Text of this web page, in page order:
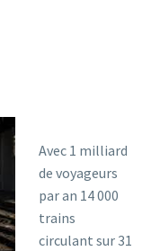
Avec 1 milliard
de voyageurs
par an 14 000
trains
circulant sur 31